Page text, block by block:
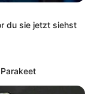
du sie jetzt siehst